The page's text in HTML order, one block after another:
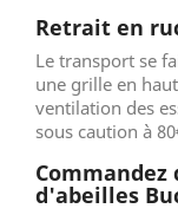
Retrait en
Le transport se
une grille en
ventilation des
sous caution à
d'abeilles